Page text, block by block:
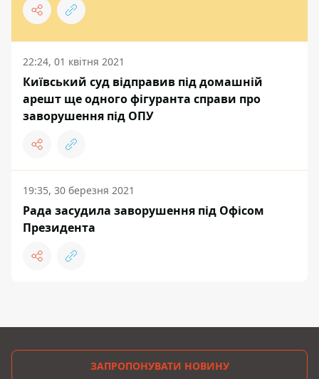
22:24, 01 квітня 2021
Київський суд відправив під домашній
арешт ще одного фігуранта справи про
заворушення під ОПУ
19:35, 30 березня 2021
Рада засудила заворушення під Офісом
Президента
ЗАПРОПОНУВАТИ НОВИНУ